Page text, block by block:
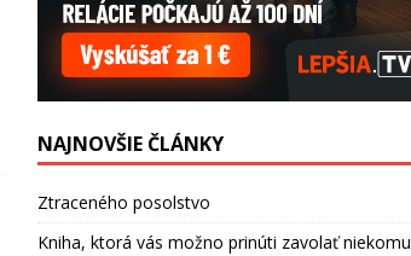
NAJNOVŠIE ČLÁNKY
Ztraceného posolstvo
Kniha, ktorá vás možno prinúti zavolať niekomu